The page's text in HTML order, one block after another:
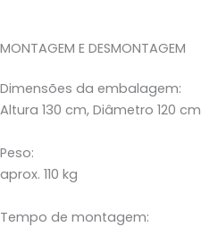
MONTAGEM E DESMONTAGEM
Dimensões da embalagem:
Altura 130 cm, Diâmetro 120 cm
Peso:
aprox. 110 kg
Tempo de montagem: